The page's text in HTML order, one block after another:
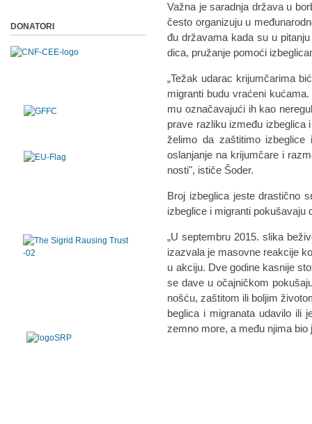
Va­žna je sa­rad­nja dr­ža­va u
če­sto orga­ni­zu­ju u
đu dr­ža­va­ma ka­da su u
di­ca, pru­ža­nje po­mo­ći
„Te­žak uda­rac kri­jum­ča­ri­ma
mi­gran­ti bu­du vra­će­ni
mu ozna­ča­va­ju­ći ih kao
pra­ve raz­li­ku iz­me­đu iz­be­gli­ca
že­li­mo da za­šti­ti­mo iz­be­gli­ce
osla­nja­nje na kri­jum­ča­re i
no­sti", is­ti­če Šo­der.
Br­oj iz­be­gli­ca je­ste dra­stič­no
iz­be­gli­ce i mi­gran­ti
„U sep­tem­bru 2015. sli­ka
iza­zva­la je ma­sov­ne re­ak­ci­je
u ak­ci­ju. Dve go­di­ne ka­sni­je
se da­ve u očaj­nič­kom
no­šću, za­šti­tom ili bo­ljim
be­gli­ca i mi­gra­na­ta uda­vi­lo ili
zem­no mo­re, a me­đu nji­ma
DONATORI